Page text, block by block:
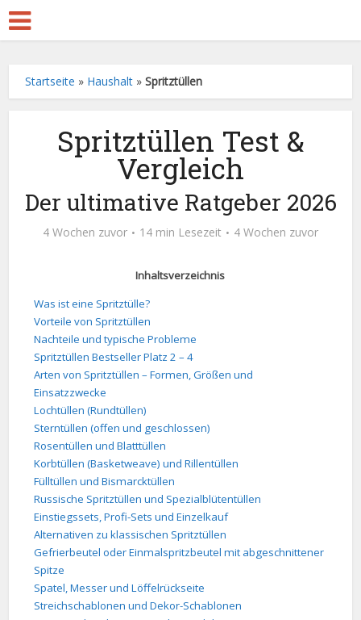
Startseite » Haushalt »Spritztüllen
Spritztüllen Test &
Vergleich
Der ultimative Ratgeber 2026
4 Wochen zuvor 14 min Lesezeit 4 Wochen zuvor
Inhaltsverzeichnis
Was ist eine Spritztülle?
Vorteile von Spritztüllen
Nachteile und typische Probleme
Spritztüllen Bestseller Platz 2 – 4
Arten von Spritztüllen – Formen, Größen und
Einsatzzwecke
Lochtüllen (Rundtüllen)
Sterntüllen (offen und geschlossen)
Rosentüllen und Blatttüllen
Korbtüllen (Basketweave) und Rillentüllen
Fülltüllen und Bismarcktüllen
Russische Spritztüllen und Spezialblütentüllen
Einstiegssets, Profi-Sets und Einzelkauf
Alternativen zu klassischen Spritztüllen
Gefrierbeutel oder Einmalspritzbeutel mit abgeschnittener
Spitze
Spatel, Messer und Löffelrückseite
Streichschablonen und Dekor-Schablonen